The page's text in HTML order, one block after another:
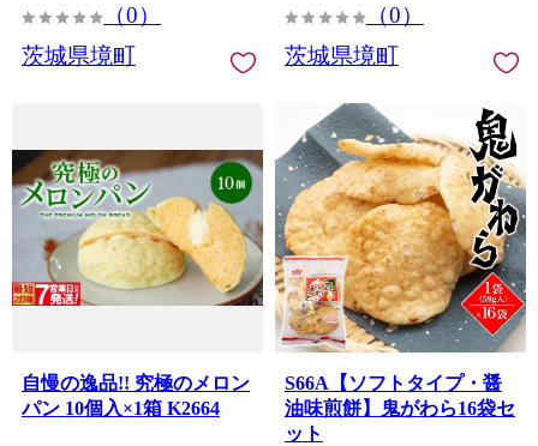
（0）
茨城県境町
（0）
茨城県境町
自慢の逸品!! 究極のメロン
パン 10個入×1箱 K2664
S66A【ソフトタイプ・醤
油味煎餅】鬼がわら16袋セ
ット